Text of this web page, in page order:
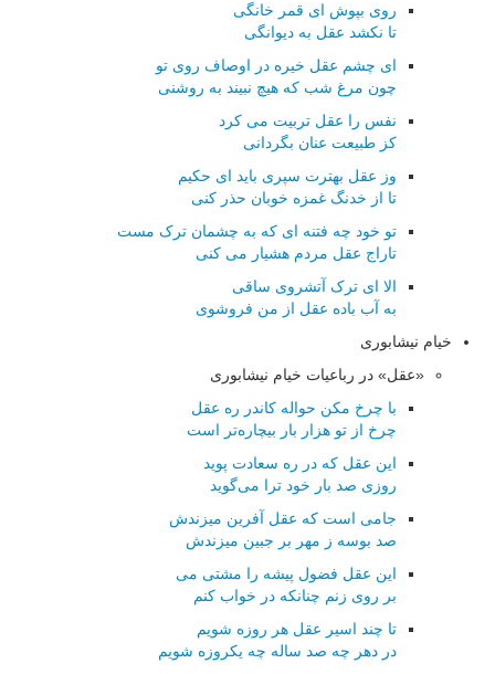
روی بپوش ای قمر خانگی
تا نکشد عقل به دیوانگی
ای چشم عقل خیره در اوصاف روی تو
چون مرغ شب که هیچ نبیند به روشنی
نفس را عقل تربیت می کرد
کز طبیعت عنان بگردانی
وز عقل بهترت سپری باید ای حکیم
تا از خدنگ غمزه خوبان حذر کنی
تو خود چه فتنه ای که به چشمان ترک مست
تاراج عقل مردم هشیار می کنی
الا ای ترک آتشروی ساقی
به آب باده عقل از من فروشوی
خیام نیشابوری
«عقل» در رباعیات خیام نیشابوری
با چرخ مکن حواله کاندر ره عقل
چرخ از تو هزار بار بیچاره‌تر است
این عقل که در ره سعادت پوید
روزی صد بار خود ترا می‌گوید
جامی است که عقل آفرین میزندش
صد بوسه ز مهر بر جبین میزندش
این عقل فضول پیشه را مشتی می
بر روی زنم چنانکه در خواب کنم
تا چند اسیر عقل هر روزه شویم
در دهر چه صد ساله چه یکروزه شویم